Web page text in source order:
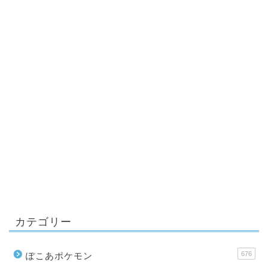
カテゴリー
ぽこあポケモン 676